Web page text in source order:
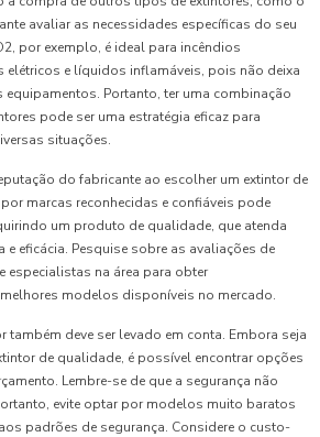
avaliar as necessidades específicas do seu
por exemplo, é ideal para incêndios
elétricos e líquidos inflamáveis, pois não deixa
Portanto, ter uma combinação
pode ser uma estratégia eficaz para
situações.
do fabricante ao escolher um extintor de
marcas reconhecidas e confiáveis pode
um produto de qualidade, que atenda
e eficácia. Pesquise sobre as avaliações de
especialistas na área para obter
modelos disponíveis no mercado.
também deve ser levado em conta. Embora seja
de qualidade, é possível encontrar opções
Lembre-se de que a segurança não
evite optar por modelos muito baratos
padrões de segurança. Considere o custo-